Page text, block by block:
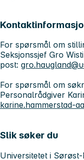
For spørsmål om
Seksjonssjef Gro
post:
For spørsmål om
Personalrådgiver
karine.hammerstad-
Slik søker du
Universitetet i